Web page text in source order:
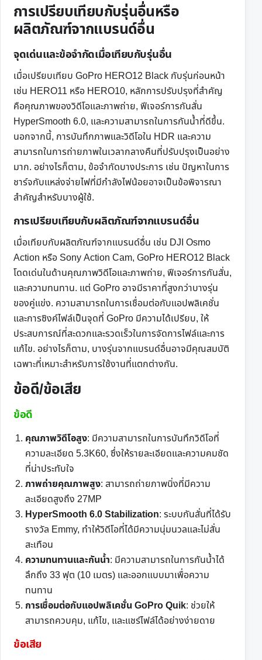
การเปรียบเทียบกับรุ่นอื่นหรือ
ผลิตภัณฑ์จากแบรนด์อื่น
จุดเด่นและข้อจำกัดเมื่อเทียบกับรุ่นอื่น
เมื่อเปรียบเทียบ GoPro HERO12 Black กับรุ่นก่อนหน้า
เช่น HERO11 หรือ HERO10, หลักการปรับปรุงที่สำคัญ
คือคุณภาพของวิดีโอและภาพถ่าย, ฟีเจอร์การกันสั่น
HyperSmooth 6.0, และความสามารถในการกันน้ำที่ดีขึ้น.
นอกจากนี้, การบันทึกภาพและวิดีโอใน HDR และความ
สามารถในการถ่ายภาพในเวลากลางคืนที่ปรับปรุงเป็นอย่าง
มาก. อย่างไรก็ตาม, ข้อจำกัดบางประการ เช่น ปัญหาในการ
ชาร์จกับแหล่งจ่ายไฟที่มีกำลังไฟน้อยอาจเป็นข้อพิจารณา
สำคัญสำหรับบางผู้ใช้.
การเปรียบเทียบกับผลิตภัณฑ์จากแบรนด์อื่น
เมื่อเทียบกับผลิตภัณฑ์จากแบรนด์อื่น เช่น DJI Osmo
Action หรือ Sony Action Cam, GoPro HERO12 Black
โดดเด่นในด้านคุณภาพวิดีโอและภาพถ่าย, ฟีเจอร์การกันสั่น,
และความทนทาน. แต่ GoPro อาจมีราคาที่สูงกว่าบางรุ่น
ของคู่แข่ง. ความสามารถในการเชื่อมต่อกับแอปพลิเคชั่น
และการซิงค์ไฟล์เป็นจุดที่ GoPro มีความได้เปรียบ, ให้
ประสบการณ์ที่สะดวกและรวดเร็วในการจัดการไฟล์และการ
แก้ไข. อย่างไรก็ตาม, บางรุ่นจากแบรนด์อื่นอาจมีคุณสมบัติ
เฉพาะที่เหมาะสำหรับการใช้งานที่แตกต่างกัน.
ข้อดี/ข้อเสีย
ข้อดี
คุณภาพวิดีโอสูง: มีความสามารถในการบันทึกวิดีโอที่
ความละเอียด 5.3K60, ซึ่งให้รายละเอียดและความคมชัด
ที่น่าประทับใจ
ภาพถ่ายคุณภาพสูง: สามารถถ่ายภาพนิ่งที่มีความ
ละเอียดสูงถึง 27MP
HyperSmooth 6.0 Stabilization: ระบบกันสั่นที่ได้รับ
รางวัล Emmy, ทำให้วิดีโอที่ได้มีความนุ่มนวลและไม่สั่น
สะเทือน
ความทนทานและกันน้ำ: มีความสามารถในการกันน้ำได้
ลึกถึง 33 ฟุต (10 เมตร) และออกแบบมาเพื่อความ
ทนทาน
การเชื่อมต่อกับแอปพลิเคชั่น GoPro Quik: ช่วยให้
สามารถควบคุม, แก้ไข, และแชร์ไฟล์ได้อย่างง่ายดาย
ข้อเสีย